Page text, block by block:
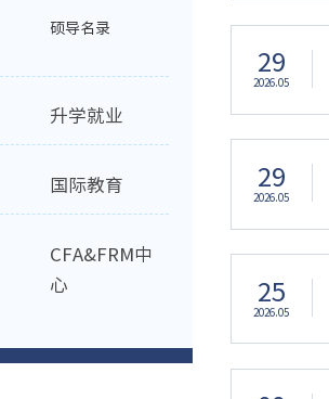
硕导名录
升学就业
国际教育
CFA&FRM中
心
29
2026.05
29
2026.05
25
2026.05